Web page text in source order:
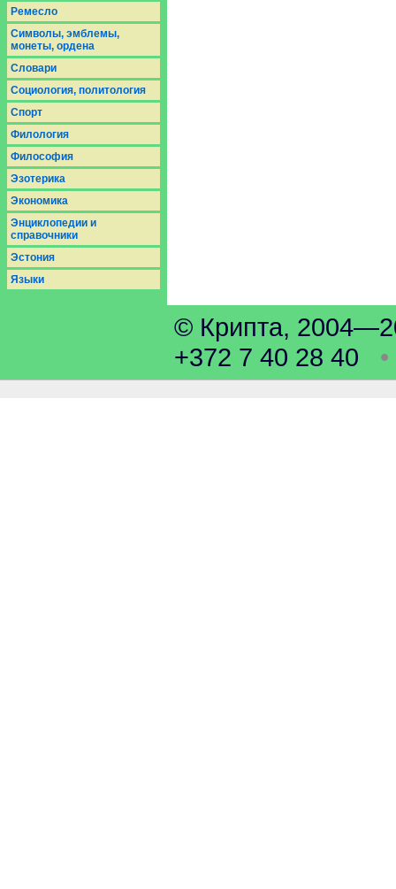
Ремесло
Символы, эмблемы,
монеты, ордена
Словари
Социология, политология
Спорт
Филология
Философия
Эзотерика
Экономика
Энциклопедии и
справочники
Эстония
Языки
© Крипта,
+372 7 40 28 40 •